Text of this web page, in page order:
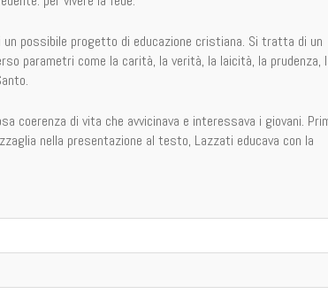
possibile progetto di educazione cristiana. Si tratta di un
parametri come la carità, la verità, la laicità, la prudenza,
coerenza di vita che avvicinava e interessava i giovani.
nella presentazione al testo, Lazzati educava con la